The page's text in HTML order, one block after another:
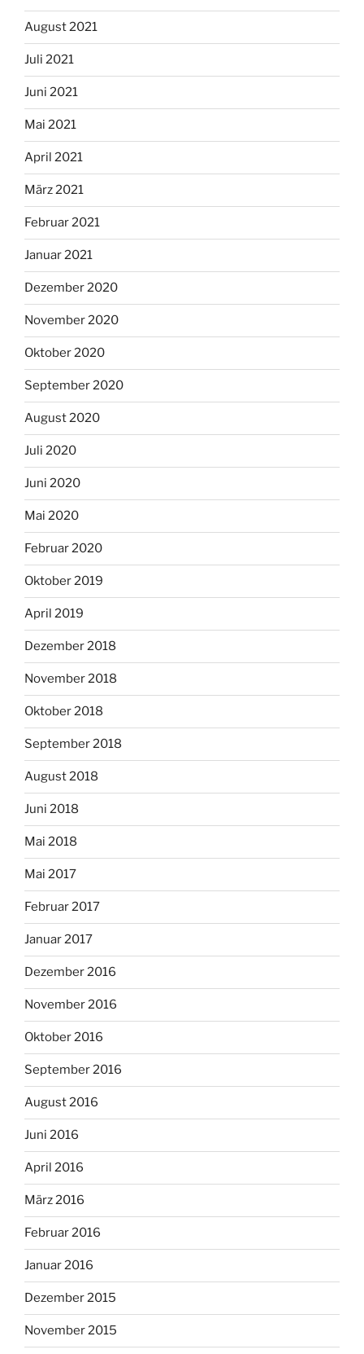
August 2021
Juli 2021
Juni 2021
Mai 2021
April 2021
März 2021
Februar 2021
Januar 2021
Dezember 2020
November 2020
Oktober 2020
September 2020
August 2020
Juli 2020
Juni 2020
Mai 2020
Februar 2020
Oktober 2019
April 2019
Dezember 2018
November 2018
Oktober 2018
September 2018
August 2018
Juni 2018
Mai 2018
Mai 2017
Februar 2017
Januar 2017
Dezember 2016
November 2016
Oktober 2016
September 2016
August 2016
Juni 2016
April 2016
März 2016
Februar 2016
Januar 2016
Dezember 2015
November 2015